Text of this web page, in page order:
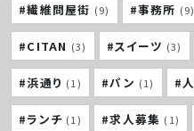
#繊維問屋街 (9) #事務所 (9)
#CITAN (3) #スイーツ (3)
#浜通り (1) #パン (1) #
#ランチ (1) #求人募集 (1)